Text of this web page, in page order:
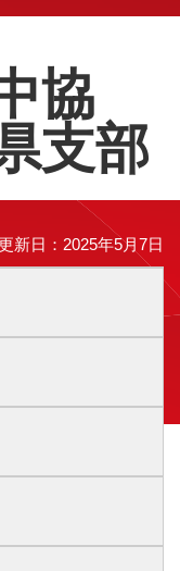
協
支部
新日：2025年5月7日